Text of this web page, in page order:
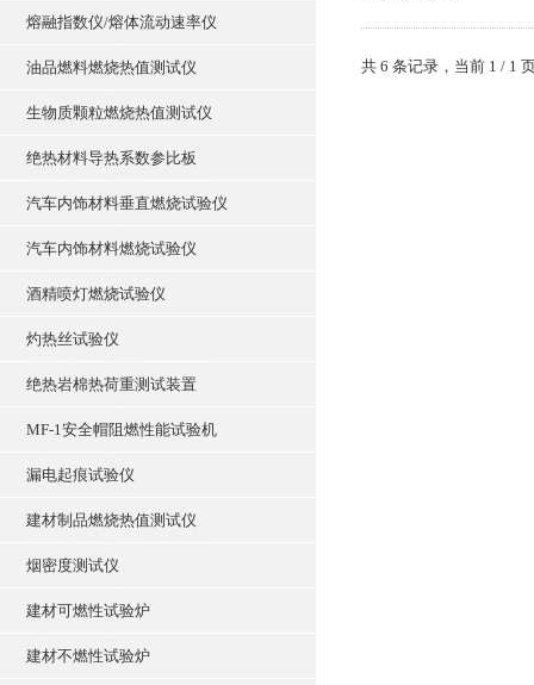
熔融指数仪/熔体流动速率仪
油品燃料燃烧热值测试仪
生物质颗粒燃烧热值测试仪
绝热材料导热系数参比板
汽车内饰材料垂直燃烧试验仪
汽车内饰材料燃烧试验仪
酒精喷灯燃烧试验仪
灼热丝试验仪
绝热岩棉热荷重测试装置
MF-1安全帽阻燃性能试验机
漏电起痕试验仪
建材制品燃烧热值测试仪
烟密度测试仪
建材可燃性试验炉
建材不燃性试验炉
共 6 条记录，当前 1 / 1